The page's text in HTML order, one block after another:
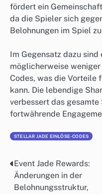
fördert ein
da die Spieler sich
Belohnungen im Spiel
Im Gegensatz dazu
möglicherweise
Codes, was die Vorteile
kann. Die lebendige
verbessert das
fortwährende
STELLAR JADE EINLÖSE-CODES
Post
navigation
Event Jade Rewards:
Änderungen in der
Belohnungsstruktur,